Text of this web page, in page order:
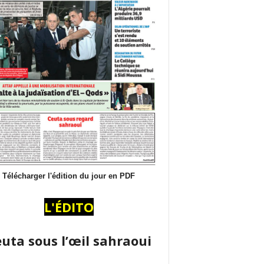
Télécharger l'édition du jour en PDF
L'ÉDITO
sous l’œil sahraoui